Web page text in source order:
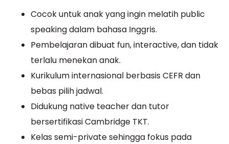
Cocok untuk anak yang ingin melatih public
speaking dalam bahasa Inggris.
Pembelajaran dibuat fun, interactive, dan tidak
terlalu menekan anak.
Kurikulum internasional berbasis CEFR dan
bebas pilih jadwal.
Didukung native teacher dan tutor
bersertifikasi Cambridge TKT.
Kelas semi-private sehingga fokus pada